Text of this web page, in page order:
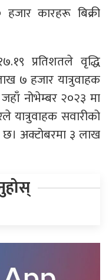
कारहरू बिक्री
प्रतिशतले वृद्धि
७ हजार यात्रुवाहक
नोभेम्बर २०२३ मा
यात्रुवाहक सवारीको
छ। अक्टोबरमा ३ लाख